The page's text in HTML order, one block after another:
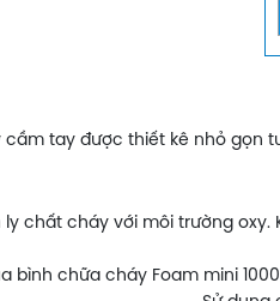
tay được thiết kê nhỏ
chất cháy với môi trường
bình chữa cháy Foam mini